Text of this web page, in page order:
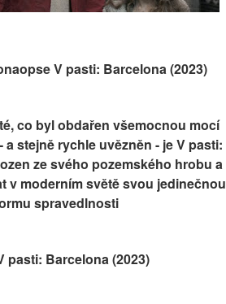
V pasti: Barcelona (2023)
co byl obdařen všemocnou mocí
stejně rychle uvězněn - je V pasti:
ze svého pozemského hrobu a
v moderním světě svou jedinečnou
spravedlnosti
pasti: Barcelona (2023)